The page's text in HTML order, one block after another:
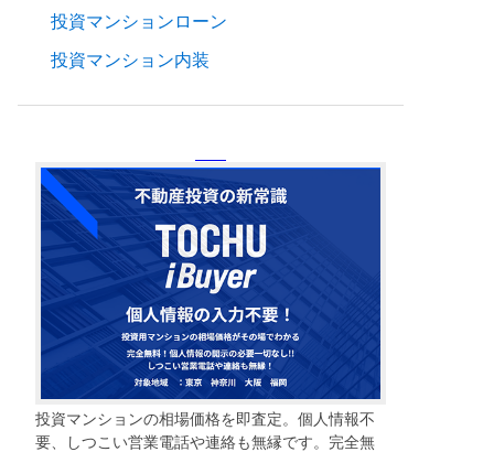
投資マンションローン
投資マンション内装
投資マンションの相場価格を即査定。個人情報不
要、しつこい営業電話や連絡も無縁です。完全無